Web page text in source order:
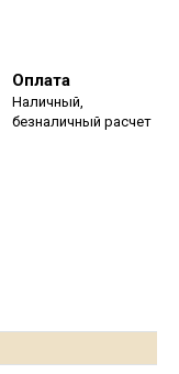
Оплата
Наличный,
безналичный расчет